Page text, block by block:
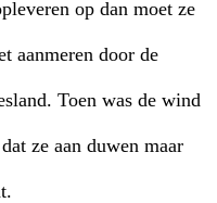
op dan moet ze
aanmeren door de
Toen was de wind
ze aan duwen maar